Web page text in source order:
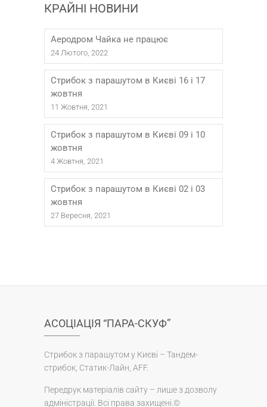
КРАЙНІ НОВИНИ
Аеродром Чайка не працює
24 Лютого, 2022
Стрибок з парашутом в Києві 16 і 17
жовтня
11 Жовтня, 2021
Стрибок з парашутом в Києві 09 і 10
жовтня
4 Жовтня, 2021
Стрибок з парашутом в Києві 02 і 03
жовтня
27 Вересня, 2021
АСОЦІАЦІЯ “ПАРА-СКУФ”
Стрибок з парашутом у Києві – Тандем-
стрибок, Статик-Лайн, AFF.
Передрук матеріалів сайту – лише з дозволу
адміністрації. Всі права захищені.©